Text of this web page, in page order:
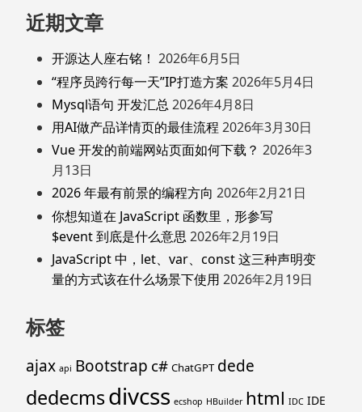
近期文章
开源达人座右铭！ 2026年6月5日
“程序员跨行每一天”IP打造方案 2026年5月4日
Mysql语句 开发汇总 2026年4月8日
用AI做产品详情页的最佳流程 2026年3月30日
Vue 开发的前端网站页面如何下载？ 2026年3
月13日
2026 年最有前景的编程方向 2026年2月21日
你想知道在 JavaScript 函数里，形参写
$event 到底是什么意思 2026年2月19日
JavaScript 中，let、var、const 这三种声明变
量的方式该在什么场景下使用 2026年2月19日
标签
ajax api Bootstrap c# ChatGPT dede
dedecmsdivcss ecshop HBuilder html IDC IDE